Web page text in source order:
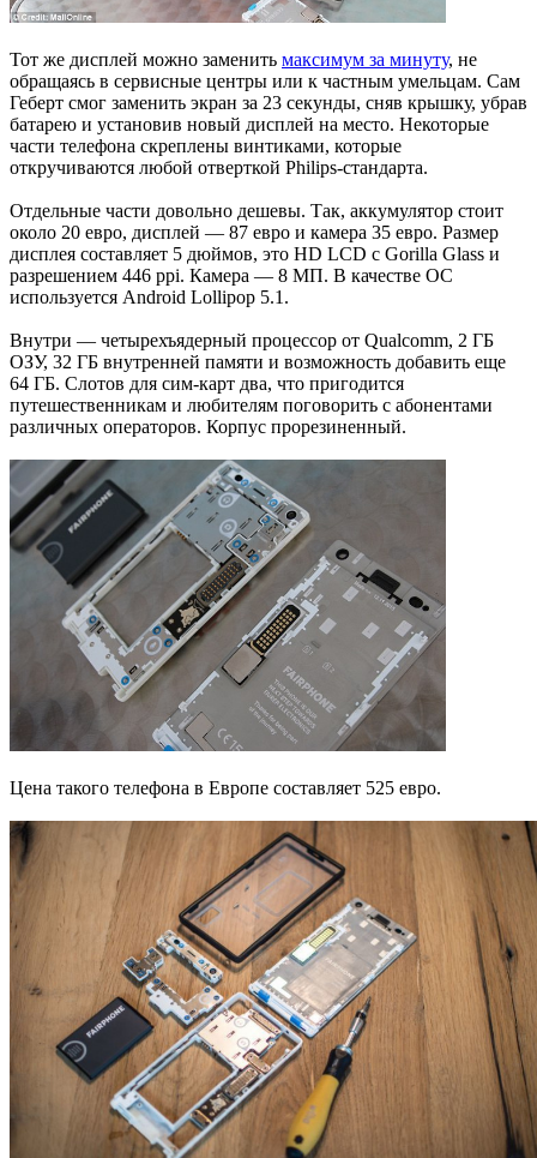
Тот же дисплей можно заменить максимум за минуту, не
обращаясь в сервисные центры или к частным умельцам. Сам
Геберт смог заменить экран за 23 секунды, сняв крышку, убрав
батарею и установив новый дисплей на место. Некоторые
части телефона скреплены винтиками, которые
откручиваются любой отверткой Philips-стандарта.
Отдельные части довольно дешевы. Так, аккумулятор стоит
около 20 евро, дисплей — 87 евро и камера 35 евро. Размер
дисплея составляет 5 дюймов, это HD LCD с Gorilla Glass и
разрешением 446 ppi. Камера — 8 МП. В качестве ОС
используется Android Lollipop 5.1.
Внутри — четырехъядерный процессор от Qualcomm, 2 ГБ
ОЗУ, 32 ГБ внутренней памяти и возможность добавить еще
64 ГБ. Слотов для сим-карт два, что пригодится
путешественникам и любителям поговорить с абонентами
различных операторов. Корпус прорезиненный.
Цена такого телефона в Европе составляет 525 евро.